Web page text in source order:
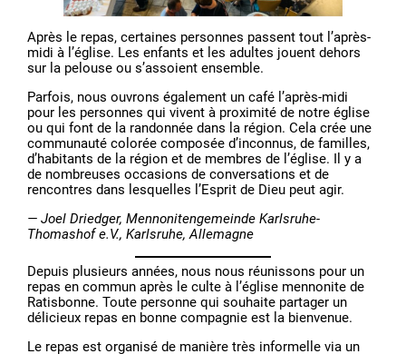
Après le repas, certaines personnes passent tout l’après-
midi à l’église. Les enfants et les adultes jouent dehors
sur la pelouse ou s’assoient ensemble.
Parfois, nous ouvrons également un café l’après-midi
pour les personnes qui vivent à proximité de notre église
ou qui font de la randonnée dans la région. Cela crée une
communauté colorée composée d’inconnus, de familles,
d’habitants de la région et de membres de l’église. Il y a
de nombreuses occasions de conversations et de
rencontres dans lesquelles l’Esprit de Dieu peut agir.
— Joel Driedger, Mennonitengemeinde Karlsruhe-
Thomashof e.V., Karlsruhe, Allemagne
Depuis plusieurs années, nous nous réunissons pour un
repas en commun après le culte à l’église mennonite de
Ratisbonne. Toute personne qui souhaite partager un
délicieux repas en bonne compagnie est la bienvenue.
Le repas est organisé de manière très informelle via un